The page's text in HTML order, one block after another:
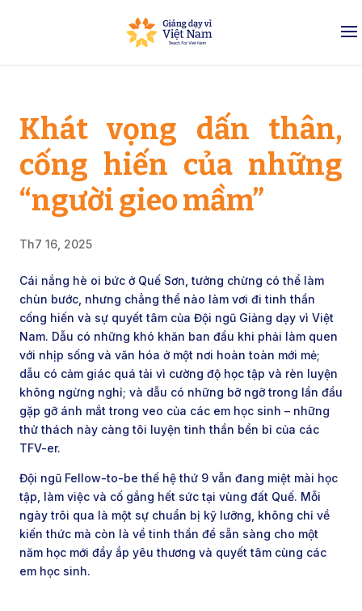
Khát vọng dấn thân,
cống hiến của những
“người gieo mầm”
Th7 16, 2025
Cái nắng hè oi bức ở Quế Sơn, tưởng chừng có thể làm
chùn bước, nhưng chẳng thể nào làm vơi đi tinh thần
cống hiến và sự quyết tâm của Đội ngũ Giảng dạy vì Việt
Nam. Dẫu có những khó khăn ban đầu khi phải làm quen
với nhịp sống và văn hóa ở một nơi hoàn toàn mới mẻ;
dẫu có cảm giác quá tải vì cường độ học tập và rèn luyện
không ngừng nghỉ; và dẫu có những bỡ ngỡ trong lần đầu
gặp gỡ ánh mắt trong veo của các em học sinh – những
thử thách này càng tôi luyện tinh thần bền bỉ của các
TFV-er.
Đội ngũ Fellow-to-be thế hệ thứ 9 vẫn đang miệt mài học
tập, làm việc và cố gắng hết sức tại vùng đất Quế. Mỗi
ngày trôi qua là một sự chuẩn bị kỹ lưỡng, không chỉ về
kiến thức mà còn là về tinh thần để sẵn sàng cho một
năm học mới đầy ắp yêu thương và quyết tâm cùng các
em học sinh.